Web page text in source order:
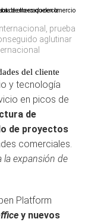
prueba
aglutinar
del cliente
y tecnología
en picos de
de
de proyectos
comerciales.
la expansión de
Platform
y nuevos